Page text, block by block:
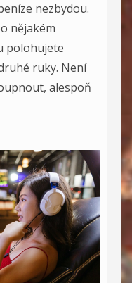
nezbydou.
nějakém
polohujete
ruky. Není
alespoň